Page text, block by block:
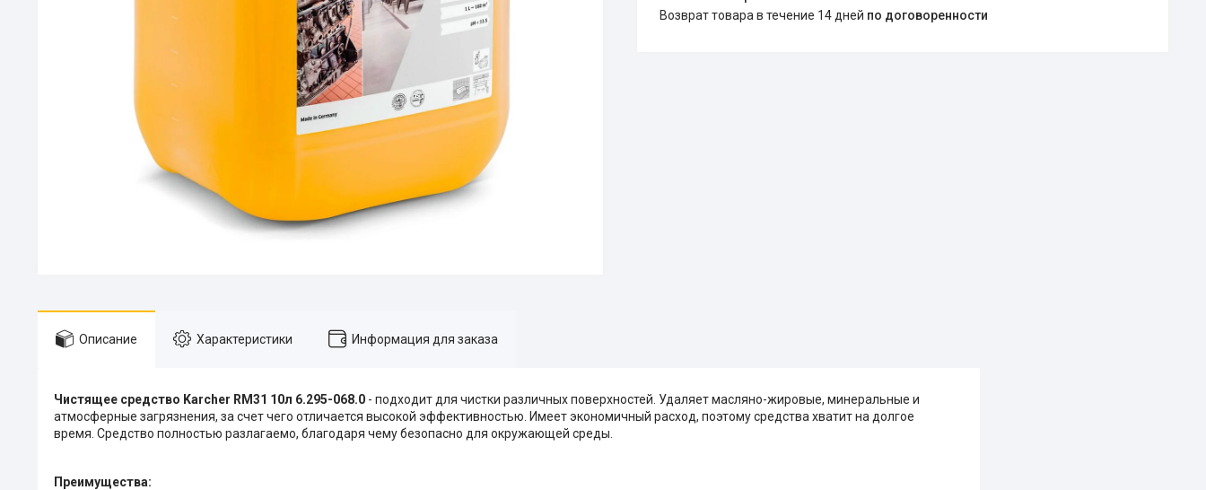
возврат товара в течение 14 дней по договоренности
Описание Характеристики Информация для заказа
Чистящее средство Karcher RM31 10л 6.295-068.0 - подходит для чистки различных поверхностей. Удаляет масляно-жировые, минеральные и
атмосферные загрязнения, за счет чего отличается высокой эффективностью. Имеет экономичный расход, поэтому средства хватит на долгое
время. Средство полностью разлагаемо, благодаря чему безопасно для окружающей среды.
Преимущества: